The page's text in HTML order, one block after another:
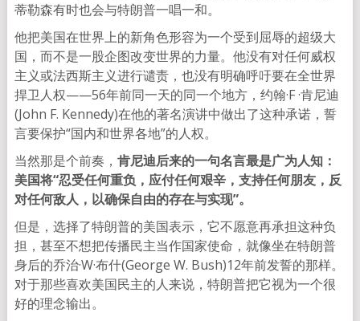
蒂勒森有时也会与特朗普一唱一和。
他把美国在世界上的新角色形容为一个受到屈辱的超级大
国，而不是一股企图改变世界的力量。他没有对任何威权
主义或法西斯主义进行谴责，也没有明确呼吁要在全世界
捍卫人权——56年前同一天的同一个地方，约翰·F ·肯尼迪
(John F. Kennedy)在他的著名演讲中做出了这种承诺，誓
言要保护“国内和世界各地”的人权。
当然那是个前奏， 肯尼迪后来的一句名言最是广为人知：
美国将“忍受任何重负，应付任何艰辛，支持任何朋友，反
对任何敌人，以确保自由的存在与实现”。
但是，选择了特朗普的美国表示，它不愿意再承担这种负
担，甚至不想把传播民主当作国家使命，就像坐在特朗普
身后的乔治·W·布什(George W. Bush)12年前发誓的那样。
对于那些喜欢美国民主的人来说，特朗普把它视为一个很
好的理念输出。